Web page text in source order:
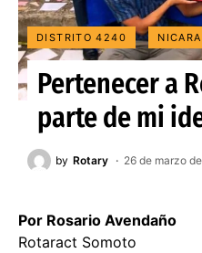
DISTRITO 4240
Pertenecer a
parte de mi
by Rotary 26 de marzo
Por Rosario Avendaño
Rotaract Somoto